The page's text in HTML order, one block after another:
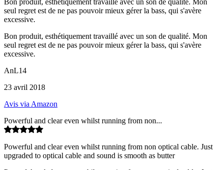
seul regret est de ne pas pouvoir mieux gérer la bass, qui s'avère
excessive.
Bon produit, esthétiquement travaillé avec un son de qualité. Mon
seul regret est de ne pas pouvoir mieux gérer la bass, qui s'avère
excessive.
AnL14
23 avril 2018
Avis via Amazon
Powerful and clear even whilst running from non...
Powerful and clear even whilst running from non optical cable. Just
upgraded to optical cable and sound is smooth as butter